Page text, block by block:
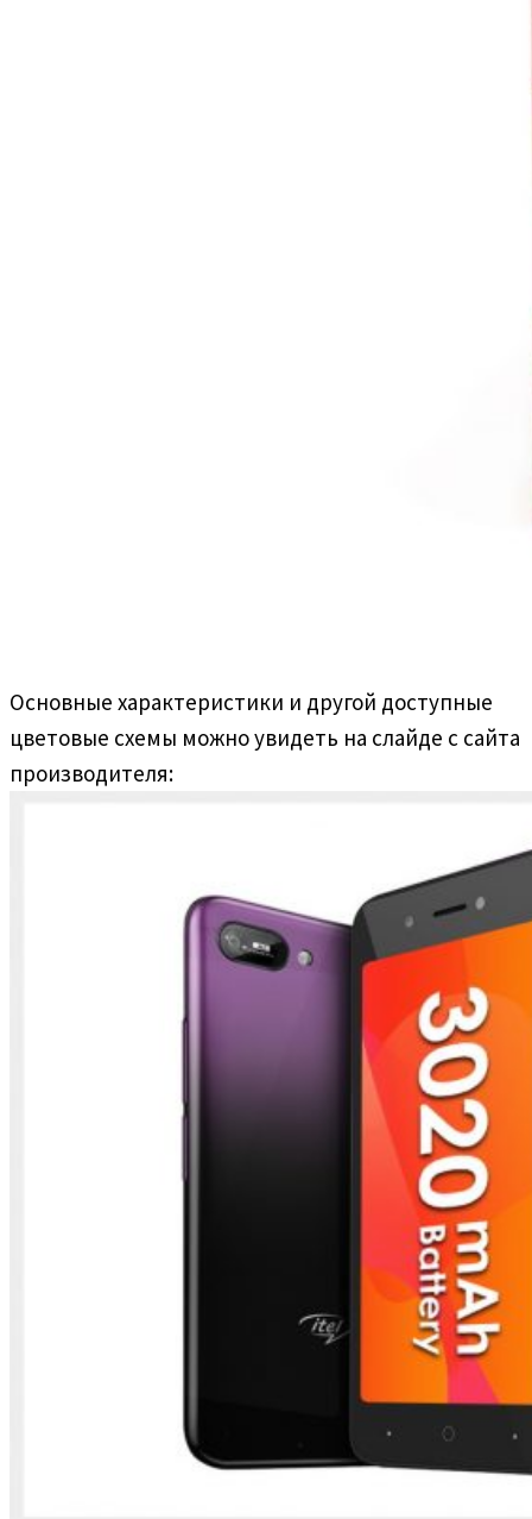
Основные характеристики и другой доступные
цветовые схемы можно увидеть на слайде с сайта
производителя: